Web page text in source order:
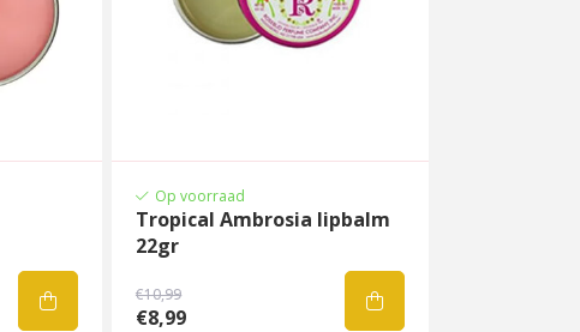
Op voorraad
Tropical Ambrosia lipbalm
22gr
€10,99
€8,99